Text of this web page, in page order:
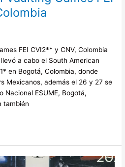
FEI CVI2** y CNV, Colombia
a cabo el South American
en Bogotá, Colombia, donde
Mexicanos, además el 26 y 27 se
Nacional ESUME, Bogotá,
también